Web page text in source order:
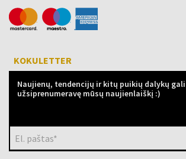
KOKULETTER
Naujienų, tendencijų ir kitų puikių dalykų
užsiprenumeravę mūsų naujienlaiškį :)
El. paštas*